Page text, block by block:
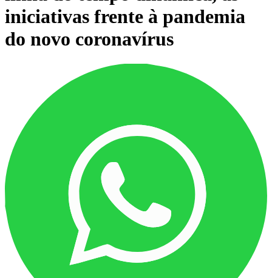
iniciativas frente à pandemia
do novo coronavírus